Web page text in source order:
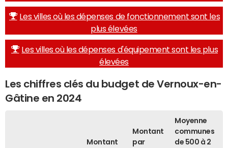
Les villes où les dépenses de fonctionnement sont les
plus élevées
Les villes où les dépenses d'équipement sont les plus
élevées
Les chiffres clés du budget de Vernoux-en-
Gâtine en 2024
Montant
Montant
par
Moyenne
communes
de 500 à 2